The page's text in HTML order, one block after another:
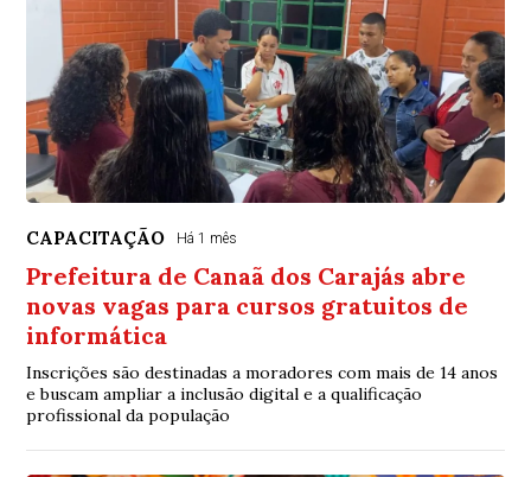
CAPACITAÇÃO Há 1 mês
Prefeitura de Canaã dos Carajás abre
novas vagas para cursos gratuitos de
informática
Inscrições são destinadas a moradores com mais de 14 anos
e buscam ampliar a inclusão digital e a qualificação
profissional da população